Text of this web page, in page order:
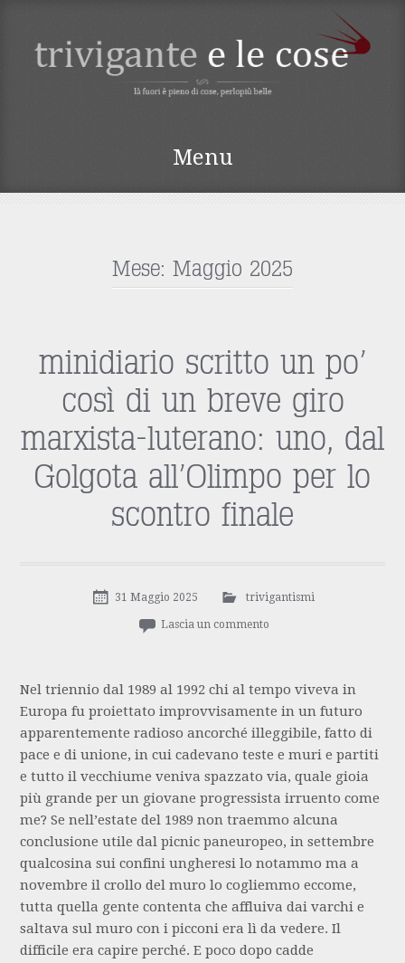
TRIVIGANTE E LE
Menu
Mese: Maggio 2025
minidiario scritto un po’
così di un breve giro
marxista-luterano: uno, dal
Golgota all’Olimpo per lo
scontro finale
31 Maggio 2025 trivigantismi
Lascia un commento
Nel triennio dal 1989 al 1992 chi al tempo viveva in
Europa fu proiettato improvvisamente in un futuro
apparentemente radioso ancorché illeggibile, fatto di
pace e di unione, in cui cadevano teste e muri e partiti
e tutto il vecchiume veniva spazzato via, quale gioia
più grande per un giovane progressista irruento come
me? Se nell’estate del 1989 non traemmo alcuna
conclusione utile dal picnic paneuropeo, in settembre
qualcosina sui confini ungheresi lo notammo ma a
novembre il crollo del muro lo cogliemmo eccome,
tutta quella gente contenta che affluiva dai varchi e
saltava sul muro con i picconi era lì da vedere. Il
difficile era capire perché. E poco dopo cadde